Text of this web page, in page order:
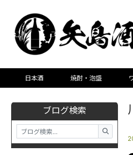
日本酒 焼酎・泡盛
ブログ検索